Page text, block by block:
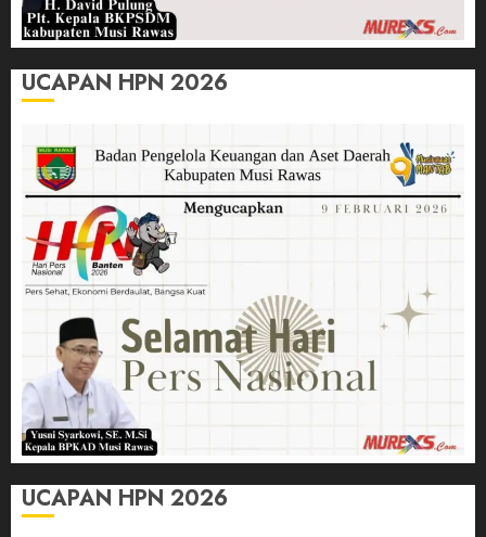
UCAPAN HPN 2026
UCAPAN HPN 2026